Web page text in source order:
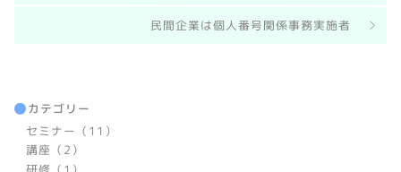
民間企業は個人番号関係事務実施者
カテゴリー
セミナー（11）
講座（2）